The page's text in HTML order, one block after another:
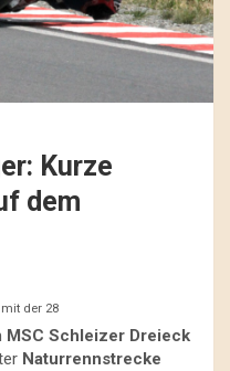
Kurze
dem
der 28
MSC Schleizer Dreieck
Naturrennstrecke